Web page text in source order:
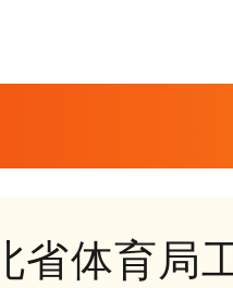
省体育局